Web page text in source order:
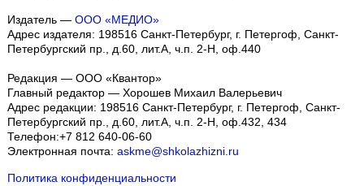
Издатель — ООО «МЕДИО»
Адрес издателя: 198516 Санкт-Петербург, г. Петергоф, Санкт-
Петербургский пр., д.60, лит.А, ч.п. 2-Н, оф.440
Редакция — ООО «Квантор»
Главный редактор — Хорошев Михаил Валерьевич
Адрес редакции: 198516 Санкт-Петербург, г. Петергоф, Санкт-
Петербургский пр., д.60, лит.А, ч.п. 2-Н, оф.432, 434
Телефон:+7 812 640-06-60
Электронная почта: askme@shkolazhizni.ru
Политика конфиденциальности